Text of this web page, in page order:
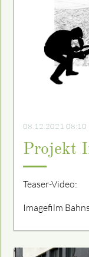
08.12.2021 08:10
Projekt
Teaser-Video:
Imagefilm